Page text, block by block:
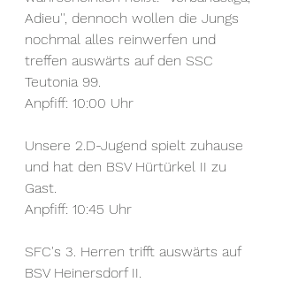
Adieu'', dennoch wollen die Jungs
nochmal alles reinwerfen und
treffen auswärts auf den SSC
Teutonia 99.
Anpfiff: 10:00 Uhr
Unsere 2.D-Jugend spielt zuhause
und hat den BSV Hürtürkel II zu
Gast.
Anpfiff: 10:45 Uhr
SFC's 3. Herren trifft auswärts auf
BSV Heinersdorf II.